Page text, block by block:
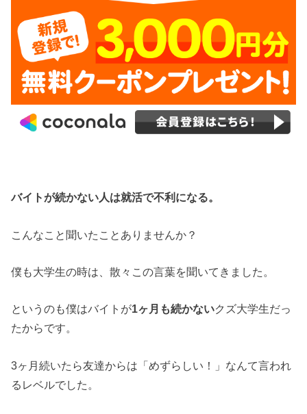
バイトが続かない人は就活で不利になる。
こんなこと聞いたことありませんか？
僕も大学生の時は、散々この言葉を聞いてきました。
というのも僕はバイトが1ヶ月も続かないクズ大学生だっ
たからです。
3ヶ月続いたら友達からは「めずらしい！」なんて言われ
るレベルでした。